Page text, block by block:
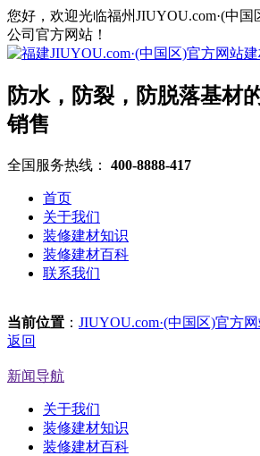
您好，欢迎光临福州JIUYOU.com·(中
公司官方网站！
防水，防裂，防脱落基材
销售
全国服务热线： 400-8888-417
首页
关于我们
装修建材知识
装修建材百科
联系我们
当前位置 ： JIUYOU.com·(中国区)官方
返回
新闻导航
关于我们
装修建材知识
装修建材百科